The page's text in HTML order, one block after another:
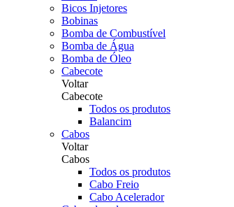
Bicos Injetores
Bobinas
Bomba de Combustível
Bomba de Água
Bomba de Óleo
Cabecote
Voltar
Cabecote
Todos os produtos
Balancim
Cabos
Voltar
Cabos
Todos os produtos
Cabo Freio
Cabo Acelerador